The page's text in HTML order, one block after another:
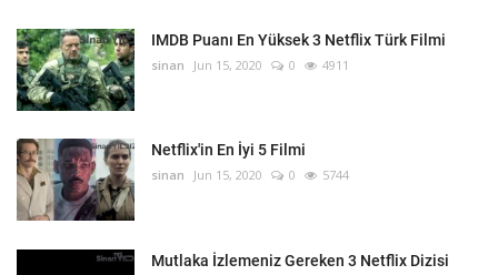
IMDB Puanı En Yüksek 3 Netflix Türk Filmi
sinan Jun 15, 2020 0 4911
Netflix'in En İyi 5 Filmi
sinan Jun 15, 2020 0 5744
Mutlaka İzlemeniz Gereken 3 Netflix Dizisi